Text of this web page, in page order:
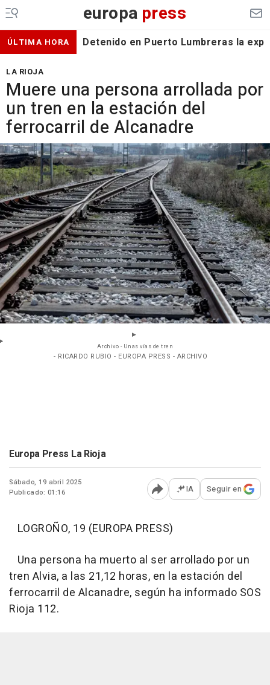
europa press
ÚLTIMA HORA Detenido en Puerto Lumbreras la
LA RIOJA
Muere una persona arrollada por
un tren en la estación del
ferrocarril de Alcanadre
Archivo - Unas vías de tren
- RICARDO RUBIO - EUROPA PRESS - ARCHIVO
Europa Press La Rioja
Sábado, 19 abril 2025
Publicado: 01:16
Abrir opciones para
IA Seguir en
LOGROÑO, 19 (EUROPA PRESS)
Una persona ha muerto al ser arrollado por un
tren Alvia, a las 21,12 horas, en la estación del
ferrocarril de Alcanadre, según ha informado SOS
Rioja 112.